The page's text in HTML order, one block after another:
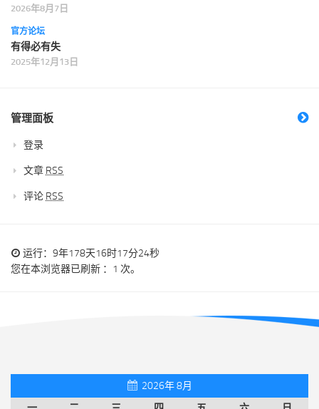
2026年8月7日
官方论坛
有得必有失
2025年12月13日
管理面板
登录
文章 RSS
评论 RSS
运行：9年178天16时17分24秒
您在本浏览器已刷新 ：1 次。
2026年 8月